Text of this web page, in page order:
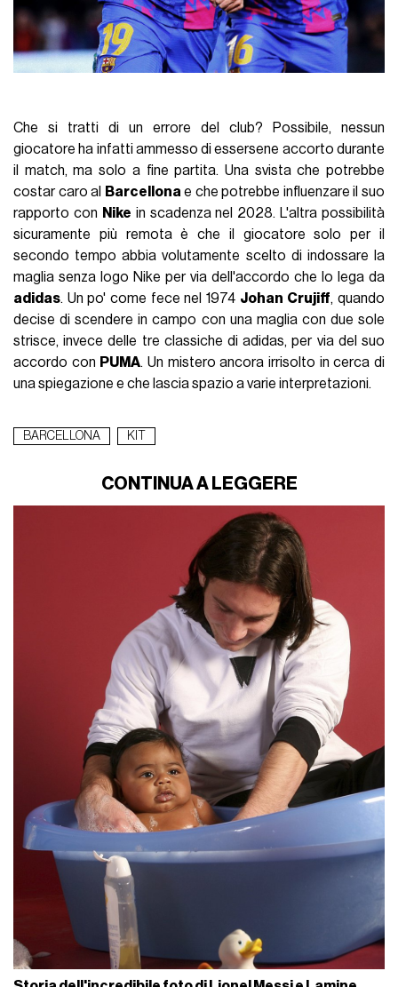
Che si tratti di un errore del club? Possibile, nessun
giocatore ha infatti ammesso di essersene accorto durante
il match, ma solo a fine partita. Una svista che potrebbe
costar caro al
Barcellona e che potrebbe influenzare il suo
rapporto con Nike in scadenza nel 2028. L'altra possibilità
sicuramente più remota è che il giocatore solo per il
secondo tempo abbia volutamente scelto di indossare la
maglia senza logo Nike per via dell'accordo che lo lega da
adidas. Un po' come fece nel 1974 Johan Crujiff, quando
decise di scendere in campo con una maglia con due sole
strisce, invece delle tre classiche di adidas, per via del suo
accordo con PUMA. Un mistero ancora irrisolto in cerca di
una spiegazione e che lascia spazio a varie interpretazioni.
BARCELLONA KIT
CONTINUA A LEGGERE